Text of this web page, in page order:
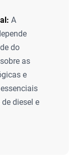
A
do
as
e
diesel e